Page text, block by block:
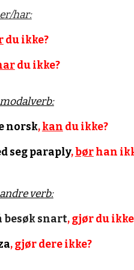
har:
du ikke?
du ikke?
norsk,kan du ikke?
seg paraply,børhan
verb:
besøk snart, gjør du
, gjør dere ikke?